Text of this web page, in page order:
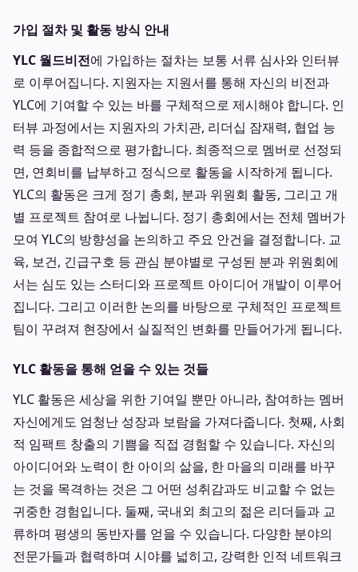
가입 절차 및 활동 방식 안내
YLC 월드비전에 가입하는 절차는 보통 서류 심사와 인터뷰
로 이루어집니다. 지원자는 지원서를 통해 자신의 비전과
YLC에 기여할 수 있는 바를 구체적으로 제시해야 합니다. 인
터뷰 과정에서는 지원자의 가치관, 리더십 잠재력, 협업 능
력 등을 종합적으로 평가합니다. 최종적으로 멤버로 선정되
면, 연회비를 납부하고 정식으로 활동을 시작하게 됩니다.
YLC의 활동은 크게 정기 총회, 분과 위원회 활동, 그리고 개
별 프로젝트 참여로 나뉩니다. 정기 총회에서는 전체 멤버가
모여 YLC의 방향성을 논의하고 주요 안건을 결정합니다. 교
육, 보건, 긴급구호 등 관심 분야별로 구성된 분과 위원회에
서는 심도 있는 스터디와 프로젝트 아이디어 개발이 이루어
집니다. 그리고 이러한 논의를 바탕으로 구체적인 프로젝트
팀이 꾸려져 현장에서 실질적인 변화를 만들어가게 됩니다.
YLC 활동을 통해 얻을 수 있는 것들
YLC 활동은 세상을 위한 기여일 뿐만 아니라, 참여하는 멤버
자신에게도 엄청난 성장과 보람을 가져다줍니다. 첫째, 사회
적 임팩트 창출의 기쁨을 직접 경험할 수 있습니다. 자신의
아이디어와 노력이 한 아이의 삶을, 한 마을의 미래를 바꾸
는 것을 목격하는 것은 그 어떤 성취감과도 비교할 수 없는
귀중한 경험입니다. 둘째, 국내외 최고의 젊은 리더들과 교
류하며 평생의 동반자를 얻을 수 있습니다. 다양한 분야의
전문가들과 협력하며 시야를 넓히고, 강력한 인적 네트워크